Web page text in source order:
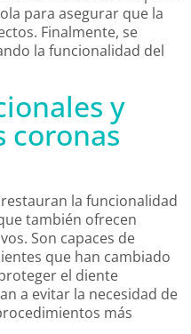
para asegurar que la
Finalmente, se
la funcionalidad del
y
coronas
la funcionalidad
también ofrecen
Son capaces de
que han cambiado
el diente
a evitar la necesidad de
más